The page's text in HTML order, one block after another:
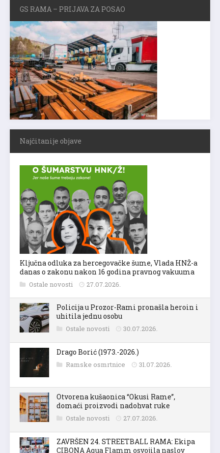
GS RAMA – PRIJAVA ZA POSAO
Najčitanije objave
Ključna odluka za hercegovačke šume, Vlada HNŽ-a
danas o zakonu nakon 16 godina pravnog vakuuma
Ostale novosti 27.07.2026.
Policija u Prozor-Rami pronašla heroin i
uhitila jednu osobu
Ostale novosti 30.07.2026.
Drago Borić (1973.-2026.)
Ramske osmrtnice 31.07.2026.
Otvorena kušaonica “Okusi Rame”,
domaći proizvodi nadohvat ruke
Ostale novosti 27.07.2026.
ZAVRŠEN 24. STREETBALL RAMA: Ekipa
CIBONA Aqua Flamm osvojila naslov